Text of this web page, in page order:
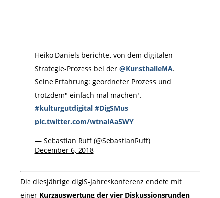
Heiko Daniels berichtet von dem digitalen
Strategie-Prozess bei der @KunsthalleMA.
Seine Erfahrung: geordneter Prozess und
trotzdem" einfach mal machen".
#kulturgutdigital #DigSMus
pic.twitter.com/wtnaIAa5WY
— Sebastian Ruff (@SebastianRuff)
December 6, 2018
Die diesjährige digiS-Jahreskonferenz endete mit
einer Kurzauswertung der vier Diskussionsrunden